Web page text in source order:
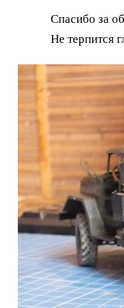
Спасибо за
Не терпится